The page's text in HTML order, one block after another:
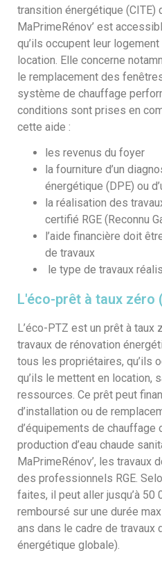
transition énergétique (CITE)
MaPrimeRénov’ est
qu’ils occupent leur
location. Elle concerne
le remplacement des
système de chauffage
conditions sont prises en
cette aide :
les revenus du foyer
la fourniture d’un
énergétique (DPE) ou
la réalisation des
certifié RGE (Reconnu
l’aide financière doit
de travaux
le type de travaux
L'éco-prêt à taux zéro
L’éco-PTZ est un prêt à taux
travaux de rénovation
tous les propriétaires, qu’ils
qu’ils le mettent en location,
ressources. Ce prêt peut
d’installation ou de
d’équipements de chauffage
production d’eau chaude
MaPrimeRénov’, les travaux
des professionnels RGE.
faites, il peut aller jusqu’à 50
remboursé sur une durée
ans dans le cadre de travaux
énergétique globale).